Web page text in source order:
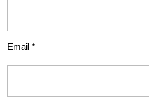
Email *